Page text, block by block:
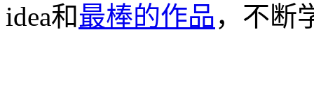
idea和最棒的作品，不断